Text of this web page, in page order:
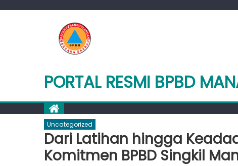
PORTAL RESMI BPBD
Uncategorized
Dari Latihan hingga
Komitmen BPBD Singkil